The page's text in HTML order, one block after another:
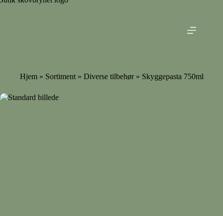
Fortsæt
Hjem» Sortiment» Diverse tilbehør» Skyggepasta 750ml